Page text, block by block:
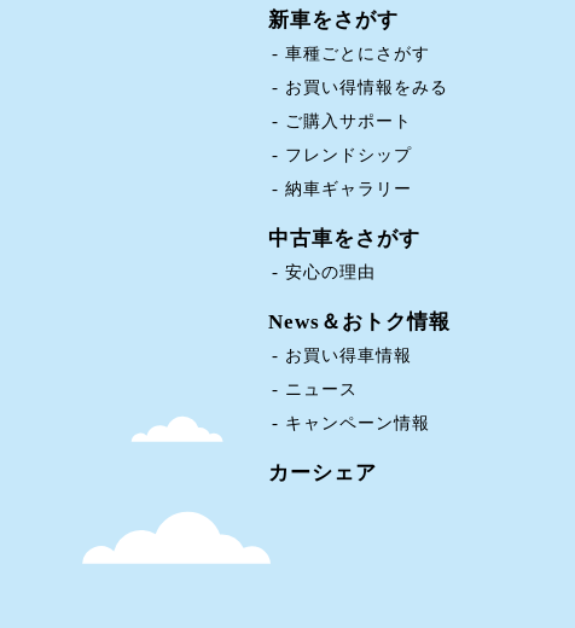
新車をさがす
車種ごとにさがす
お買い得情報をみる
ご購入サポート
フレンドシップ
納車ギャラリー
中古車をさがす
安心の理由
News＆おトク情報
お買い得車情報
ニュース
キャンペーン情報
カーシェア